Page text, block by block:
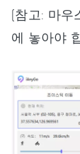
(참고: 마우
에 놓아야